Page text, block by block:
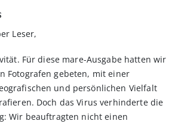
Leser,
Für diese mare-Ausgabe hatten wir
Fotografen gebeten, mit einer
und persönlichen Vielfalt
Doch das Virus verhinderte die
Wir beauftragten nicht einen